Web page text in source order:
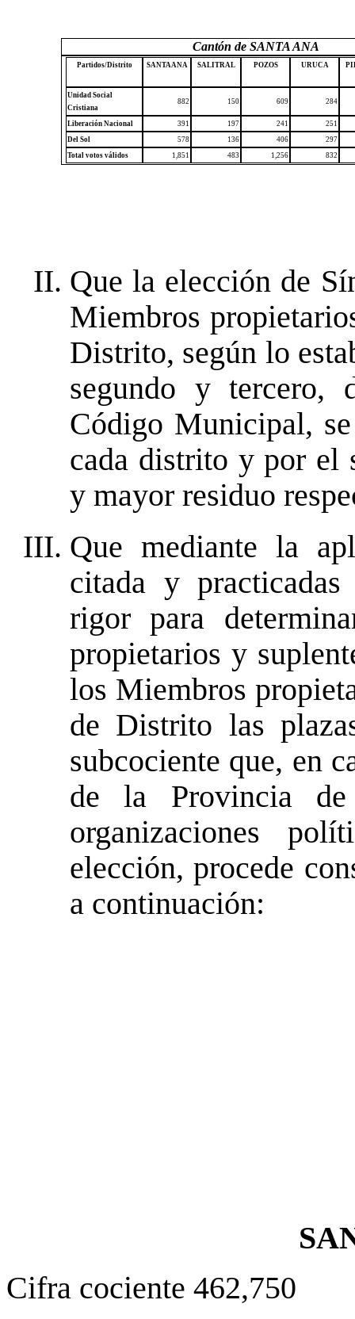
Cantón de SANTA ANA
Partidos/Distrito SANTA ANA SALITRAL POZOS URUCA
Unidad Social
Cristiana
882 150 609 284
Liberación Nacional 391 197 241
251
Del Sol
578 136 406
297
Total votos válidos
1,851 483 1,256 832
Que la elección de
Miembros
Distrito, según lo
segundo y
Código Municipal,
cada distrito y por el
y mayor residuo
Que mediante la
citada y
rigor para
propietarios y
los Miembros
de Distrito las
subcociente que, en
de la Provincia
organizaciones
elección, procede
a continuación:
Cifra cociente 462,750